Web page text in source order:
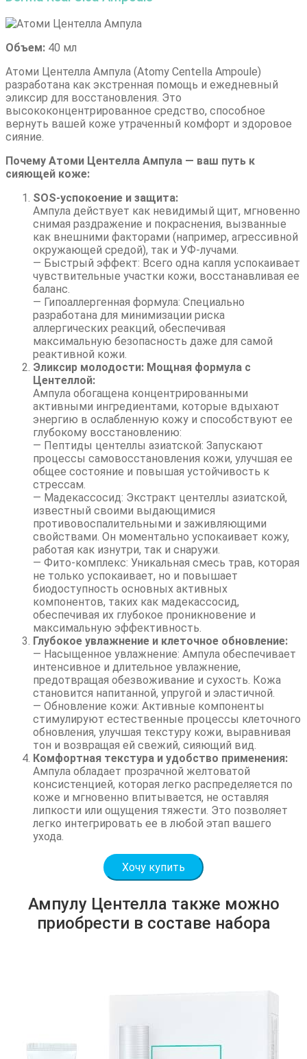
Объем: 40 мл
Атоми Центелла Ампула (Atomy Centella Ampoule)
разработана как экстренная помощь и ежедневный
эликсир для восстановления. Это
высококонцентрированное средство, способное
вернуть вашей коже утраченный комфорт и здоровое
сияние.
Почему Атоми Центелла Ампула — ваш путь к
сияющей коже:
SOS-успокоение и защита:
Ампула действует как невидимый щит, мгновенно
снимая раздражение и покраснения, вызванные
как внешними факторами (например, агрессивной
окружающей средой), так и УФ-лучами.
— Быстрый эффект: Всего одна капля успокаивает
чувствительные участки кожи, восстанавливая ее
баланс.
— Гипоаллергенная формула: Специально
разработана для минимизации риска
аллергических реакций, обеспечивая
максимальную безопасность даже для самой
реактивной кожи.
Эликсир молодости: Мощная формула с
Центеллой:
Ампула обогащена концентрированными
активными ингредиентами, которые вдыхают
энергию в ослабленную кожу и способствуют ее
глубокому восстановлению:
— Пептиды центеллы азиатской: Запускают
процессы самовосстановления кожи, улучшая ее
общее состояние и повышая устойчивость к
стрессам.
— Мадекассосид: Экстракт центеллы азиатской,
известный своими выдающимися
противовоспалительными и заживляющими
свойствами. Он моментально успокаивает кожу,
работая как изнутри, так и снаружи.
— Фито-комплекс: Уникальная смесь трав, которая
не только успокаивает, но и повышает
биодоступность основных активных
компонентов, таких как мадекассосид,
обеспечивая их глубокое проникновение и
максимальную эффективность.
Глубокое увлажнение и клеточное обновление:
— Насыщенное увлажнение: Ампула обеспечивает
интенсивное и длительное увлажнение,
предотвращая обезвоживание и сухость. Кожа
становится напитанной, упругой и эластичной.
— Обновление кожи: Активные компоненты
стимулируют естественные процессы клеточного
обновления, улучшая текстуру кожи, выравнивая
тон и возвращая ей свежий, сияющий вид.
Комфортная текстура и удобство применения:
Ампула обладает прозрачной желтоватой
консистенцией, которая легко распределяется по
коже и мгновенно впитывается, не оставляя
липкости или ощущения тяжести. Это позволяет
легко интегрировать ее в любой этап вашего
ухода.
Хочу купить
Ампулу Центелла также можно
приобрести в составе набора